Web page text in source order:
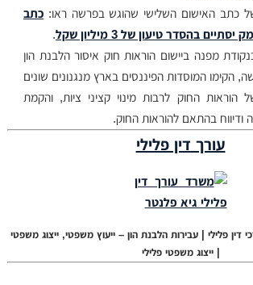
של כתב האישום השלישי שהוגש בפרשה ראו:כתב
בהסדר טיעון של 3 מיליון שקל
.
מפנה ביישום הוראות חוק איסור הלבנת הון
הקימו המוסדות הפיננסים בארץ מנגנונים שונים
הוראות החוק לרבות מינוי קציני ציות, והקמת
ודיווח בהתאם להוראות החוק.
עורך דין פלילי
דין פלילי |עבירות הלבנת הון –ייעוץ משפטי, ייצוג משפטי
| ייצוג משפטי פלילי